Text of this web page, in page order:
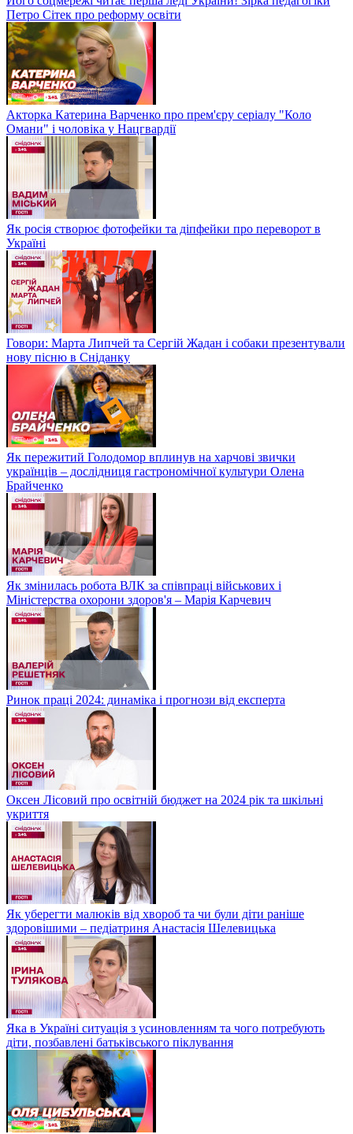
Петро Сітек про реформу освіти
Акторка Катерина Варченко про прем'єру серіалу "Коло
Омани" і чоловіка у Нацгвардії
Як росія створює фотофейки та діпфейки про переворот в
Україні
Говори: Марта Липчей та Сергій Жадан і собаки презентували
нову пісню в Сніданку
Як пережитий Голодомор вплинув на харчові звички
українців – дослідниця гастрономічної культури Олена
Брайченко
Як змінилась робота ВЛК за співпраці військових і
Міністерства охорони здоров'я – Марія Карчевич
Ринок праці 2024: динаміка і прогнози від експерта
Оксен Лісовий про освітній бюджет на 2024 рік та шкільні
укриття
Як уберегти малюків від хвороб та чи були діти раніше
здоровішими – педіатриня Анастасія Шелевицька
Яка в Україні ситуація з усиновленням та чого потребують
діти, позбавлені батьківського піклування